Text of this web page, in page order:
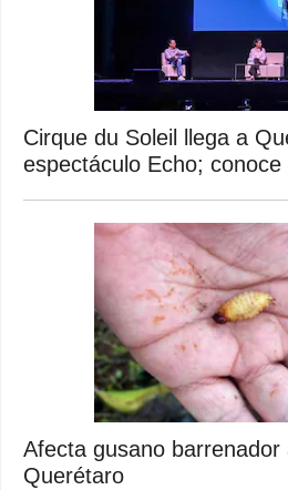
Cirque du Soleil llega a
espectáculo Echo; conoce
Afecta gusano
Querétaro